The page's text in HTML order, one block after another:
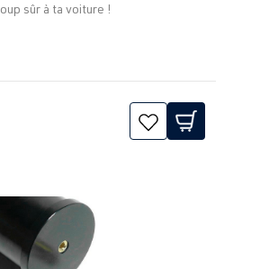
sûr à ta voiture !